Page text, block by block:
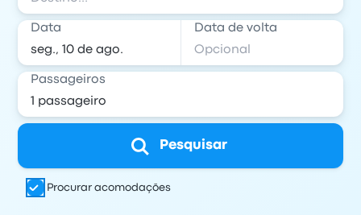
Data Data de volta
Passageiros
Pesquisar
Procurar acomodações